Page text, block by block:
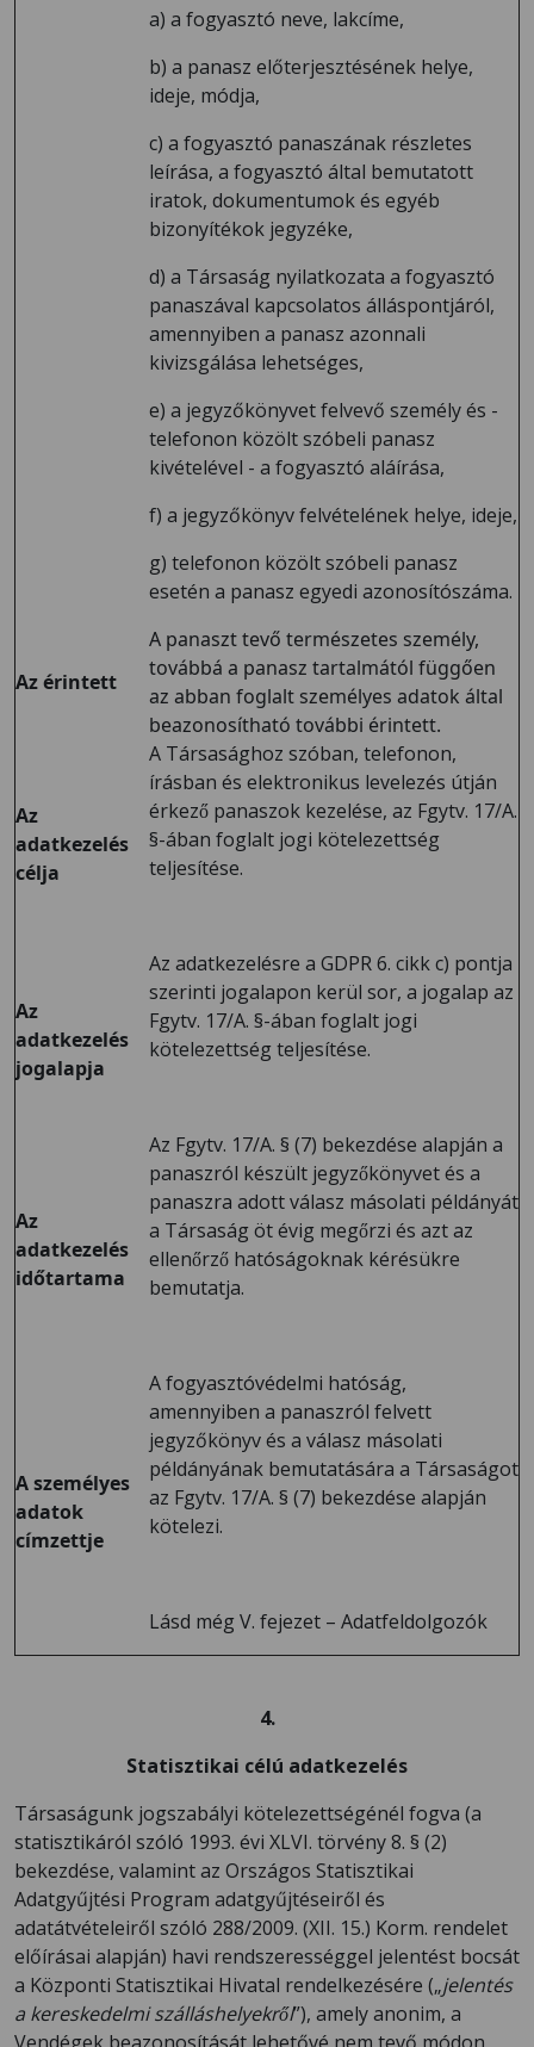
a) a fogyasztó neve, lakcíme,
b) a panasz előterjesztésének helye,
ideje, módja,
c) a fogyasztó panaszának részletes
leírása, a fogyasztó által bemutatott
iratok, dokumentumok és egyéb
bizonyítékok jegyzéke,
d) a Társaság nyilatkozata a fogyasztó
panaszával kapcsolatos álláspontjáról,
amennyiben a panasz azonnali
kivizsgálása lehetséges,
e) a jegyzőkönyvet felvevő személy és -
telefonon közölt szóbeli panasz
kivételével - a fogyasztó aláírása,
f) a jegyzőkönyv felvételének helye, ideje,
g) telefonon közölt szóbeli panasz
esetén a panasz egyedi azonosítószáma.
Az érintett
A panaszt tevő természetes személy,
továbbá a panasz tartalmától függően
az abban foglalt személyes adatok által
beazonosítható további érintett.
Az
adatkezelés
célja
A Társasághoz szóban, telefonon,
írásban és elektronikus levelezés útján
érkező panaszok kezelése, az Fgytv. 17/A.
§-ában foglalt jogi kötelezettség
teljesítése.
Az
adatkezelés
jogalapja
Az adatkezelésre a GDPR 6. cikk c) pontja
szerinti jogalapon kerül sor, a jogalap az
Fgytv. 17/A. §-ában foglalt jogi
kötelezettség teljesítése.
Az
adatkezelés
időtartama
Az Fgytv. 17/A. § (7) bekezdése alapján a
panaszról készült jegyzőkönyvet és a
panaszra adott válasz másolati példányát
a Társaság öt évig megőrzi és azt az
ellenőrző hatóságoknak kérésükre
bemutatja.
A személyes
adatok
címzettje
A fogyasztóvédelmi hatóság,
amennyiben a panaszról felvett
jegyzőkönyv és a válasz másolati
példányának bemutatására a Társaságot
az Fgytv. 17/A. § (7) bekezdése alapján
kötelezi.
Lásd még V. fejezet – Adatfeldolgozók
4.
Statisztikai célú adatkezelés
Társaságunk jogszabályi kötelezettségénél fogva (a
statisztikáról szóló 1993. évi XLVI. törvény 8. § (2)
bekezdése, valamint az Országos Statisztikai
Adatgyűjtési Program adatgyűjtéseiről és
adatátvételeiről szóló 288/2009. (XII. 15.) Korm. rendelet
előírásai alapján) havi rendszerességgel jelentést bocsát
a Központi Statisztikai Hivatal rendelkezésére („jelentés
a kereskedelmi szálláshelyekről”), amely anonim, a